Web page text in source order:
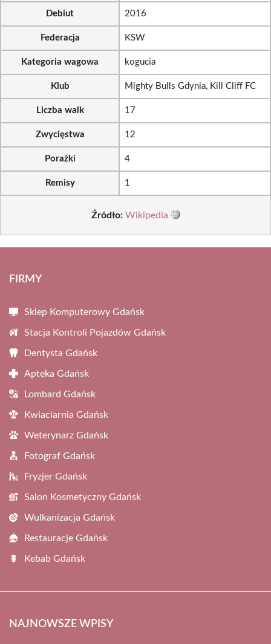
Debiut 2016
Federacja KSW
Kategoria wagowa kogucia
Klub Mighty Bulls Gdynia, Kill Cliff FC
Liczba walk 17
Zwycięstwa 12
Porażki 4
Remisy 1
Źródło: Wikipedia
FIRMY
Sklep Komputerowy Gdańsk
Stacja Kontroli Pojazdów Gdańsk
Dentysta Gdańsk
Apteka Gdańsk
Lombard Gdańsk
Kwiaciarnia Gdańsk
Weterynarz Gdańsk
Fotograf Gdańsk
Fryzjer Gdańsk
Salon Kosmetyczny Gdańsk
Wulkanizacja Gdańsk
Restauracje Gdańsk
Kebab Gdańsk
NAJNOWSZE WPISY